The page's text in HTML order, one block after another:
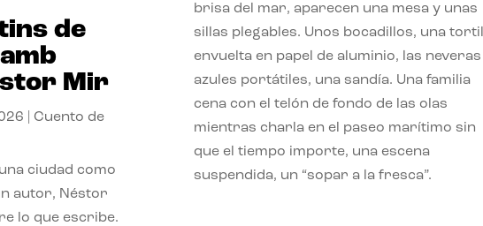
de
Mir
|Cuento de
ciudad como
autor, Néstor
lo que escribe.
brisa del mar, aparecen una mesa y unas
sillas plegables. Unos bocadillos, una
envuelta en papel de aluminio, las neveras
azules portátiles, una sandía. Una familia
cena con el telón de fondo de las olas
mientras charla en el paseo marítimo sin
que el tiempo importe, una escena
suspendida, un “sopar a la fresca”.